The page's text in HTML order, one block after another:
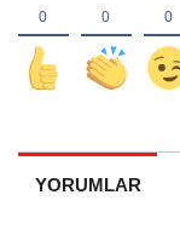
YORUMLAR